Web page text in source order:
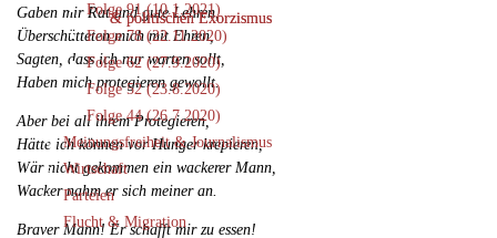
Folge 91 (10.1.2021)
Folge 78 (22.11.2020)
Folge 62 (27.9.2020)
Folge 52 (23.8.2020)
Folge 44 (26.7.2020)
Meinungsfreiheit & Journalismus
Wirtschaft
Parteien
Flucht & Migration
Gaben mir Rat und gute Lehren,
Überschütteten mich mit Ehren,
Sagten, dass ich nur warten sollt,
Haben mich protegieren gewollt.
Aber bei all ihrem Protegieren,
Hätte ich können vor Hunger krepieren,
Wär nicht gekommen ein wackerer Mann,
Wacker nahm er sich meiner an.
Braver Mann! Er schafft mir zu essen!